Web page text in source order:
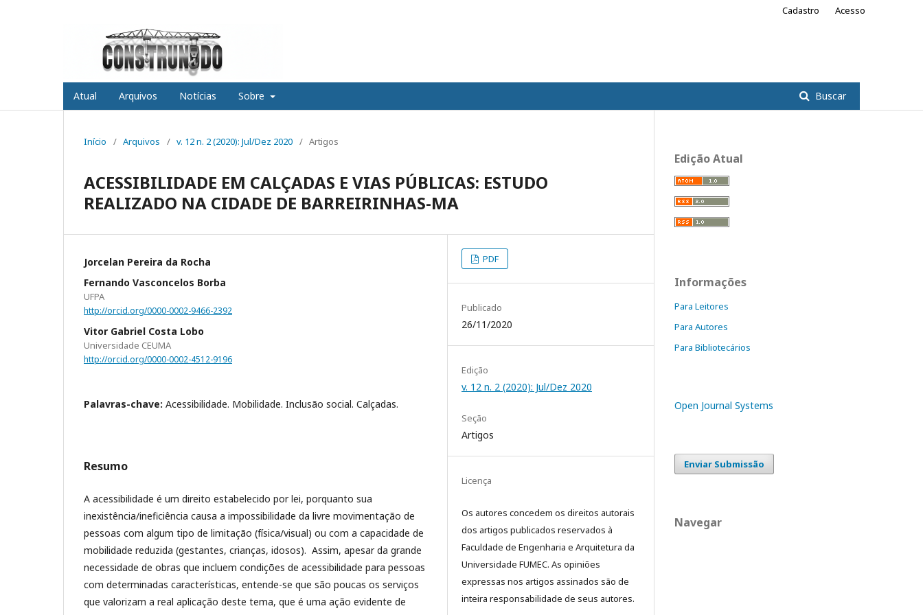
Atual Arquivos Notícias Sobre Buscar
Cadastro Acesso
Início / Arquivos / v. 12 n. 2 (2020): Jul/Dez 2020 / Artigos
ACESSIBILIDADE EM CALÇADAS E VIAS PÚBLICAS: ESTUDO
REALIZADO NA CIDADE DE BARREIRINHAS-MA
Jorcelan Pereira da Rocha
Fernando Vasconcelos Borba
UFPA
http://orcid.org/0000-0002-9466-2392
Vitor Gabriel Costa Lobo
Universidade CEUMA
http://orcid.org/0000-0002-4512-9196
Palavras-chave: Acessibilidade. Mobilidade. Inclusão social. Calçadas.
Resumo
A acessibilidade é um direito estabelecido por lei, porquanto sua
inexistência/ineficiência causa a impossibilidade da livre movimentação de
pessoas com algum tipo de limitação (física/visual) ou com a capacidade de
mobilidade reduzida (gestantes, crianças, idosos). Assim, apesar da grande
necessidade de obras que incluem condições de acessibilidade para pessoas
com determinadas características, entende-se que são poucas os serviços
que valorizam a real aplicação deste tema, que é uma ação evidente de
PDF
Publicado
26/11/2020
Edição
v. 12 n. 2 (2020): Jul/Dez 2020
Seção
Artigos
Licença
Os autores concedem os direitos autorais
dos artigos publicados reservados à
Faculdade de Engenharia e Arquitetura da
Universidade FUMEC. As opiniões
expressas nos artigos assinados são de
inteira responsabilidade de seus autores.
Edição Atual
Informações
Para Leitores
Para Autores
Para Bibliotecários
Open Journal Systems
Enviar Submissão
Navegar